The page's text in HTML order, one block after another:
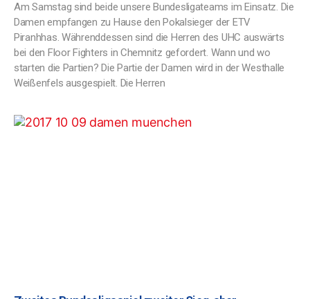
Am Samstag sind beide unsere Bundesligateams im Einsatz. Die
Damen empfangen zu Hause den Pokalsieger der ETV
Piranhhas. Währenddessen sind die Herren des UHC auswärts
bei den Floor Fighters in Chemnitz gefordert. Wann und wo
starten die Partien? Die Partie der Damen wird in der Westhalle
Weißenfels ausgespielt. Die Herren